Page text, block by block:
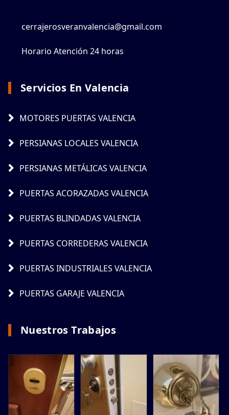
cerrajerosveranvalencia@gmail.com
Horario Atención 24 horas
Servicios En Valencia
MOTORES PUERTAS VALENCIA
PERSIANAS LOCALES VALENCIA
PERSIANAS METÁLICAS VALENCIA
PUERTAS ACORAZADAS VALENCIA
PUERTAS BLINDADAS VALENCIA
PUERTAS CORREDERAS VALENCIA
PUERTAS INDUSTRIALES VALENCIA
PUERTAS GARAJE VALENCIA
Nuestros Trabajos